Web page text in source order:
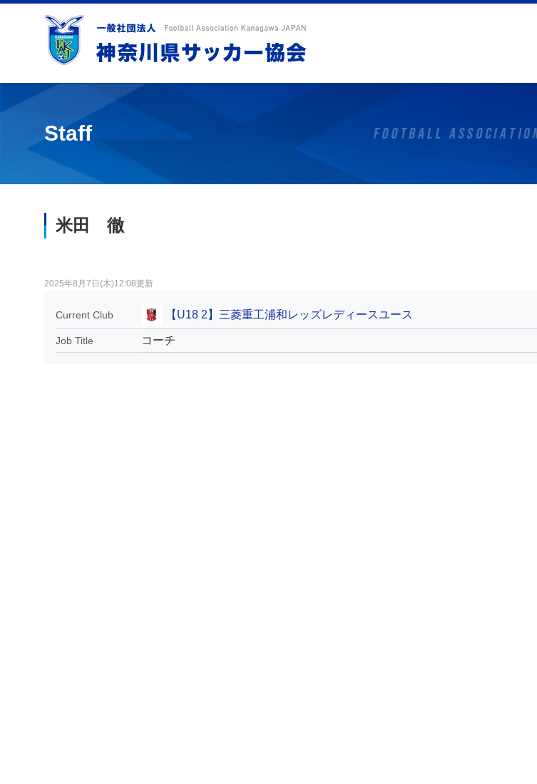
Staff
米田 徹
2025年8月7日(木)12:08更新
Current Club 【U18 2】三菱重工浦和レッズレディースユース
Job Title コーチ